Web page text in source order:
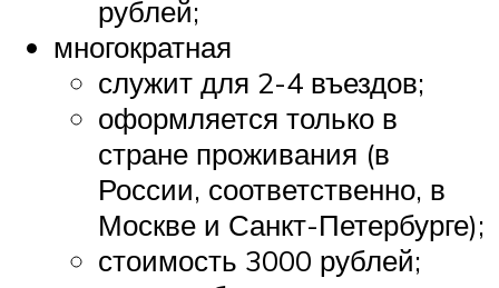
рублей;
многократная
служит для 2-4 въездов;
оформляется только в
стране проживания (в
России, соответственно, в
Москве и Санкт-Петербурге);
стоимость 3000 рублей;